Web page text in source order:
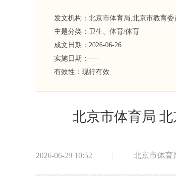
发文机构：北京市体育局,北京市教育委
主题分类：卫生、体育/体育
成文日期：2026-06-26
实施日期：----
有效性：现行有效
北京市体育局
2026-06-29 10:52 | 北京市体育